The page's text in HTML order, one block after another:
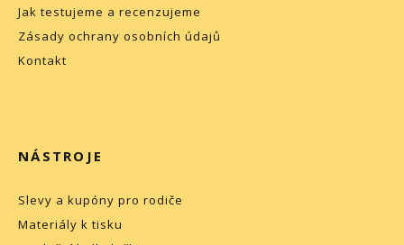
Jak testujeme a recenzujeme
Zásady ochrany osobních údajů
Kontakt
NÁSTROJE
Slevy a kupóny pro rodiče
Materiály k tisku